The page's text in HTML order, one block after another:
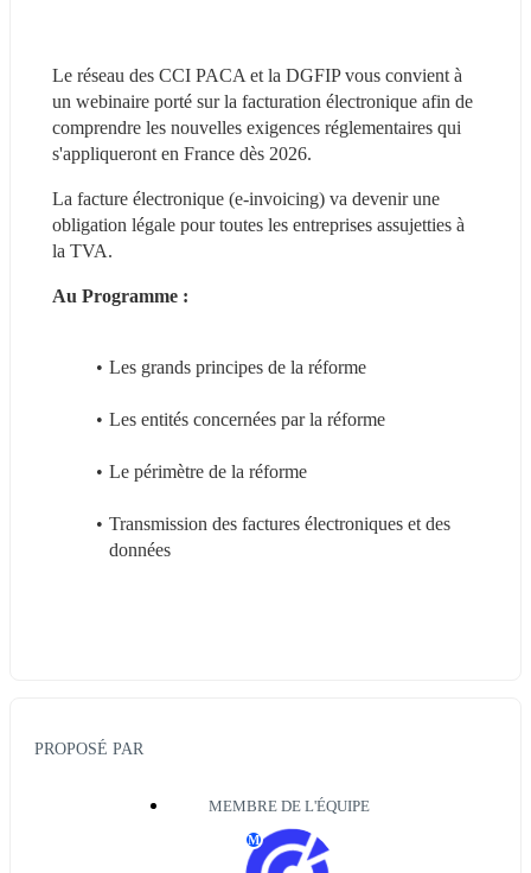
Le réseau des CCI PACA et la DGFIP vous convient à
un webinaire porté sur la facturation électronique afin de
comprendre les nouvelles exigences réglementaires qui
s'appliqueront en France dès 2026.
La facture électronique (e-invoicing) va devenir une
obligation légale pour toutes les entreprises assujetties à
la TVA.
Au Programme :
Les grands principes de la réforme
Les entités concernées par la réforme
Le périmètre de la réforme
Transmission des factures électroniques et des
données
PROPOSÉ PAR
MEMBRE DE L'ÉQUIPE
M